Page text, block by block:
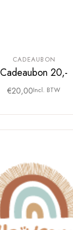
CADEAUBON
Cadeaubon 20,-
€20,00Incl. BTW